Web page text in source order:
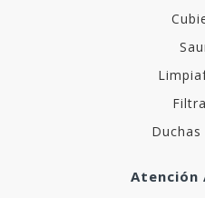
Duchas
Atención